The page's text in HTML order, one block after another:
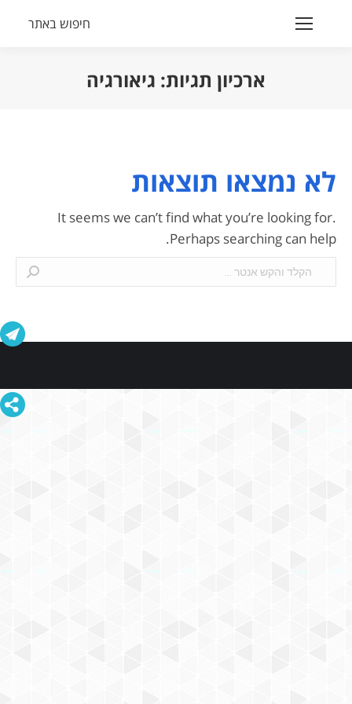
Search:
חיפוש באתר
ארכיון תגיות: גיאורגיה
לא נמצאו תוצאות
It seems we can’t find what you’re looking for.
Perhaps searching can help.
Search: